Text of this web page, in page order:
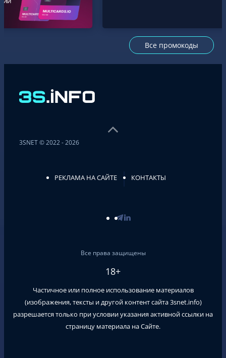
Все промокоды
3SNET © 2022 - 2026
РЕКЛАМА НА САЙТЕ КОНТАКТЫ
Все права защищены
18+
Частичное или полное использование материалов
(изображения, тексты и другой контент сайта3snet.info)
разрешается только при условии указания активной ссылки на
страницу материала на Сайте.